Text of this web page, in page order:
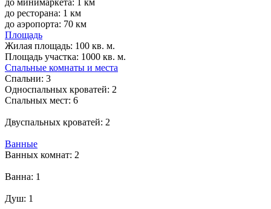
до ресторана: 1 км
до аэропорта: 70 км
Площадь
Жилая площадь: 100 кв. м.
Площадь участка: 1000 кв. м.
Спальные комнаты и места
Спальни: 3
Односпальных кроватей: 2
Спальных мест: 6
Двуспальных кроватей: 2
Ванные
Ванных комнат: 2
Ванна: 1
Душ: 1